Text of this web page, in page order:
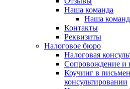
Наша команда
Наша
Контакты
Реквизиты
Налоговое бюро
Налоговая
Cопровождение и
Коучинг в
консультировании